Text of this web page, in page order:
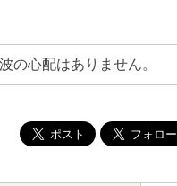
の心配はありません。